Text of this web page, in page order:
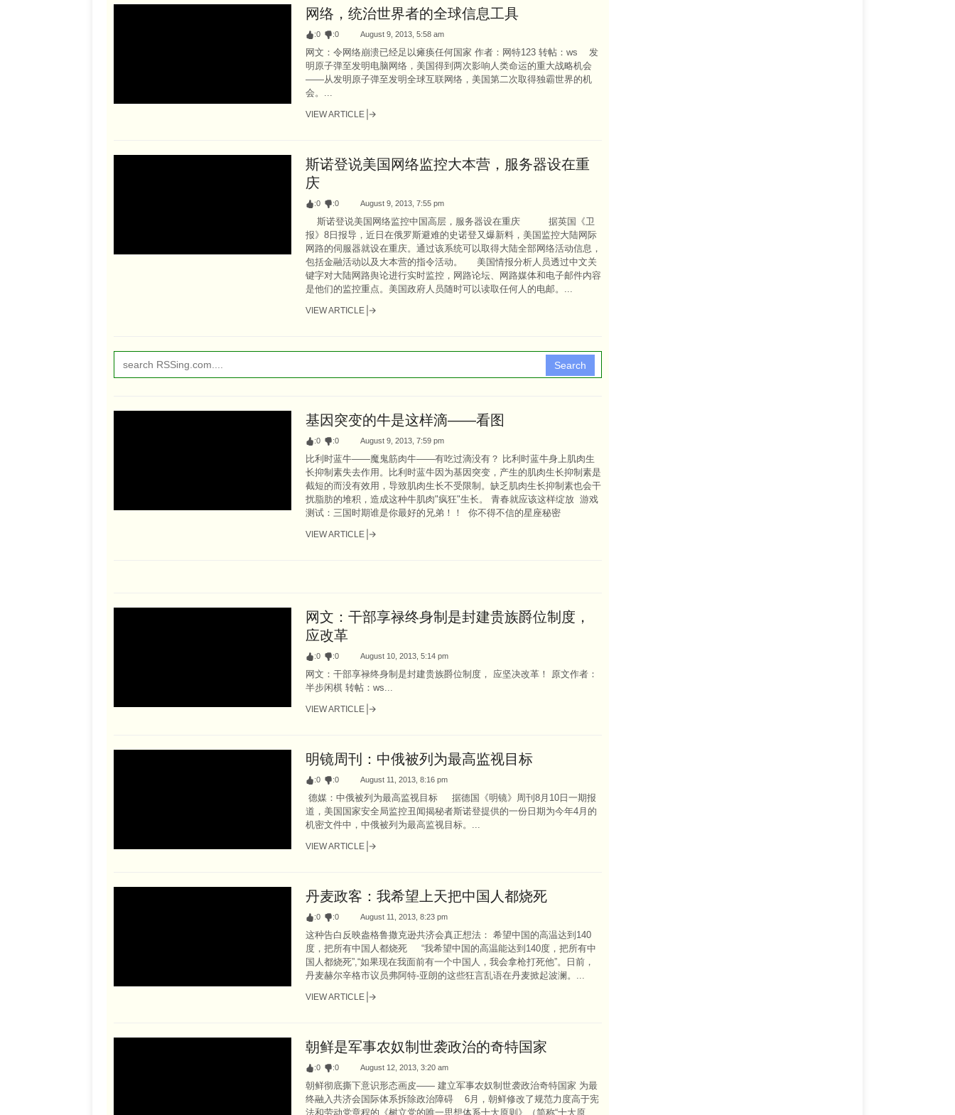
网络，统治世界者的全球信息工具
:0 :0 August 9, 2013, 5:58 am
网文：令网络崩溃已经足以瘫痪任何国家 作者：网特123 转帖：ws 发
明原子弹至发明电脑网络，美国得到两次影响人类命运的重大战略机会
——从发明原子弹至发明全球互联网络，美国第二次取得独霸世界的机
会。...
VIEW ARTICLE
斯诺登说美国网络监控大本营，服务器设在重
庆
:0 :0 August 9, 2013, 7:55 pm
斯诺登说美国网络监控中国高层，服务器设在重庆 据英国《卫
报》8日报导，近日在俄罗斯避难的史诺登又爆新料，美国监控大陆网际
网路的伺服器就设在重庆。通过该系统可以取得大陆全部网络活动信息，
包括金融活动以及大本营的指令活动。 美国情报分析人员透过中文关
键字对大陆网路舆论进行实时监控，网路论坛、网路媒体和电子邮件内容
是他们的监控重点。美国政府人员随时可以读取任何人的电邮。...
VIEW ARTICLE
Search
基因突变的牛是这样滴——看图
:0 :0 August 9, 2013, 7:59 pm
比利时蓝牛——魔鬼筋肉牛——有吃过滴没有？ 比利时蓝牛身上肌肉生
长抑制素失去作用。比利时蓝牛因为基因突变，产生的肌肉生长抑制素是
截短的而没有效用，导致肌肉生长不受限制。缺乏肌肉生长抑制素也会干
扰脂肪的堆积，造成这种牛肌肉"疯狂"生长。 青春就应该这样绽放 游戏
测试：三国时期谁是你最好的兄弟！！ 你不得不信的星座秘密
VIEW ARTICLE
网文：干部享禄终身制是封建贵族爵位制度，
应改革
:0 :0 August 10, 2013, 5:14 pm
网文：干部享禄终身制是封建贵族爵位制度， 应坚决改革！ 原文作者：
半步闲棋 转帖：ws...
VIEW ARTICLE
明镜周刊：中俄被列为最高监视目标
:0 :0 August 11, 2013, 8:16 pm
德媒：中俄被列为最高监视目标 据德国《明镜》周刊8月10日一期报
道，美国国家安全局监控丑闻揭秘者斯诺登提供的一份日期为今年4月的
机密文件中，中俄被列为最高监视目标。...
VIEW ARTICLE
丹麦政客：我希望上天把中国人都烧死
:0 :0 August 11, 2013, 8:23 pm
这种告白反映盎格鲁撒克逊共济会真正想法： 希望中国的高温达到140
度，把所有中国人都烧死 “我希望中国的高温能达到140度，把所有中
国人都烧死”,“如果现在我面前有一个中国人，我会拿枪打死他”。日前，
丹麦赫尔辛格市议员弗阿特-亚朗的这些狂言乱语在丹麦掀起波澜。...
VIEW ARTICLE
朝鲜是军事农奴制世袭政治的奇特国家
:0 :0 August 12, 2013, 3:20 am
朝鲜彻底撕下意识形态画皮—— 建立军事农奴制世袭政治奇特国家 为最
终融入共济会国际体系拆除政治障碍 6月，朝鲜修改了规范力度高于宪
法和劳动党章程的《树立党的唯一思想体系十大原则》（简称“十大原